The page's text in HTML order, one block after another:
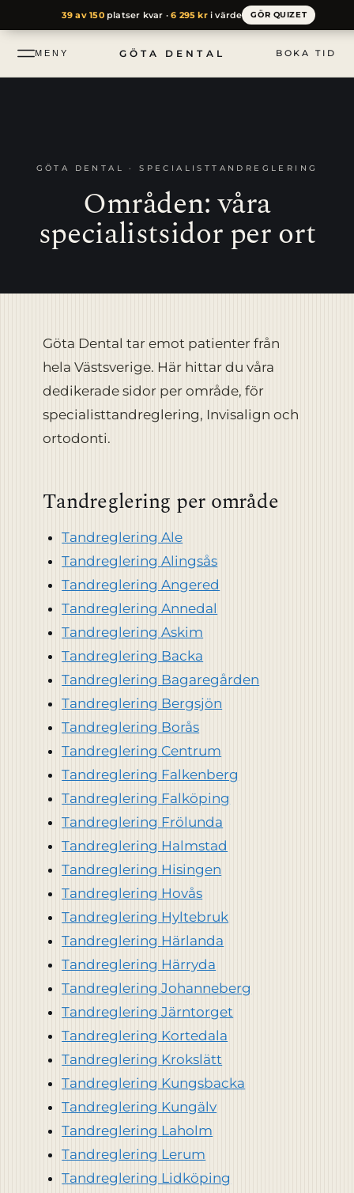
MENY GÖTA DENTAL BOKA TID
GÖTA DENTAL · SPECIALISTTANDREGLERING
Områden: våra
specialistsidor per ort
Göta Dental tar emot patienter från
hela Västsverige. Här hittar du våra
dedikerade sidor per område, för
specialisttandreglering, Invisalign och
ortodonti.
Tandreglering per område
Tandreglering Ale
Tandreglering Alingsås
Tandreglering Angered
Tandreglering Annedal
Tandreglering Askim
Tandreglering Backa
Tandreglering Bagaregården
Tandreglering Bergsjön
Tandreglering Borås
Tandreglering Centrum
Tandreglering Falkenberg
Tandreglering Falköping
Tandreglering Frölunda
Tandreglering Halmstad
Tandreglering Hisingen
Tandreglering Hovås
Tandreglering Hyltebruk
Tandreglering Härlanda
Tandreglering Härryda
Tandreglering Johanneberg
Tandreglering Järntorget
Tandreglering Kortedala
Tandreglering Krokslätt
Tandreglering Kungsbacka
Tandreglering Kungälv
Tandreglering Laholm
Tandreglering Lerum
Tandreglering Lidköping
39 av 150platser kvar ·6 295 kri värde GÖR QUIZET